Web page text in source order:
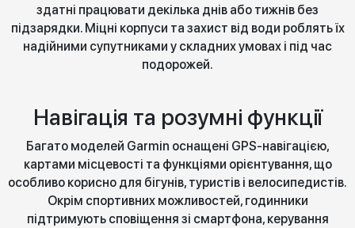
здатні працювати декілька днів або тижнів без
підзарядки. Міцні корпуси та захист від води роблять їх
надійними супутниками у складних умовах і під час
подорожей.
Навігація та розумні функції
Багато моделей Garmin оснащені GPS-навігацією,
картами місцевості та функціями орієнтування, що
особливо корисно для бігунів, туристів і велосипедистів.
Окрім спортивних можливостей, годинники
підтримують сповіщення зі смартфона, керування